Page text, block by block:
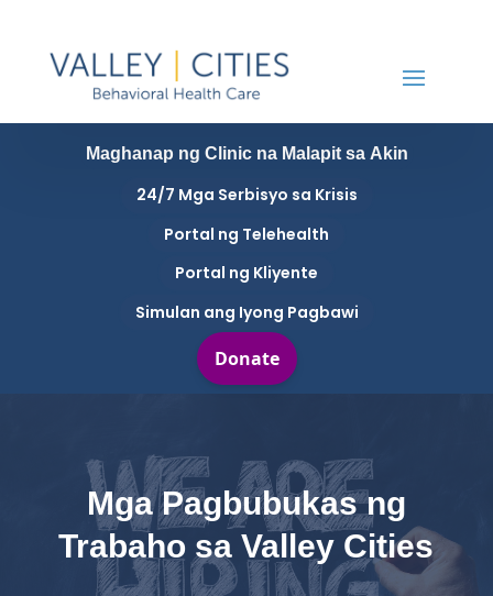
Maghanap ng Clinic na Malapit sa Akin
24/7 Mga Serbisyo sa Krisis
Portal ng Telehealth
Portal ng Kliyente
Simulan ang Iyong Pagbawi
Mga Pagbubukas ng
Trabaho sa Valley Cities